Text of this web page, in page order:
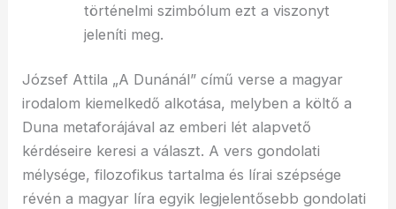
történelmi szimbólum ezt a viszonyt
jeleníti meg.
József Attila „A Dunánál” című verse a magyar
irodalom kiemelkedő alkotása, melyben a költő a
Duna metaforájával az emberi lét alapvető
kérdéseire keresi a választ. A vers gondolati
mélysége, filozofikus tartalma és lírai szépsége
révén a magyar líra egyik legjelentősebb gondolati